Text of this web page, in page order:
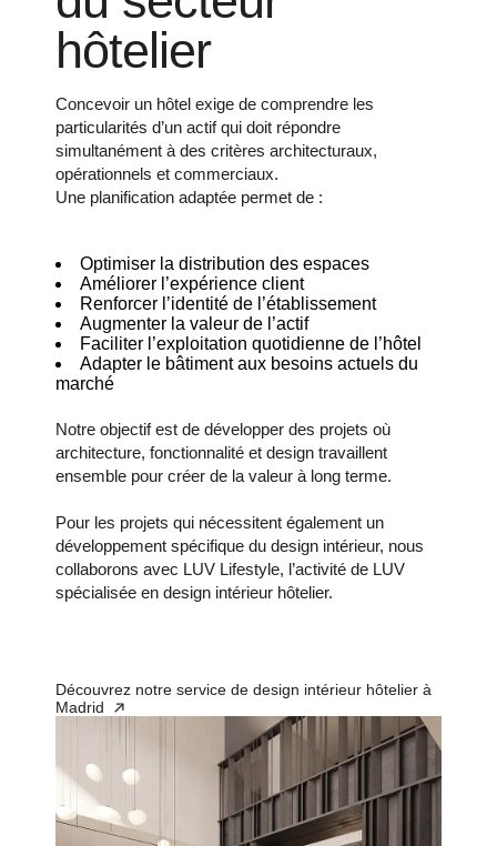
hôtelier
Concevoir un hôtel exige de comprendre les
particularités d’un actif qui doit répondre
simultanément à des critères architecturaux,
opérationnels et commerciaux.
Une planification adaptée permet de :
Optimiser la distribution des espaces
Améliorer l’expérience client
Renforcer l’identité de l’établissement
Augmenter la valeur de l’actif
Faciliter l’exploitation quotidienne de l’hôtel
Adapter le bâtiment aux besoins actuels du
marché
Notre objectif est de développer des projets où
architecture, fonctionnalité et design travaillent
ensemble pour créer de la valeur à long terme.
Pour les projets qui nécessitent également un
développement spécifique du design intérieur, nous
collaborons avec LUV Lifestyle, l’activité de LUV
spécialisée en design intérieur hôtelier.
Découvrez notre service de design intérieur hôtelier à
Madrid